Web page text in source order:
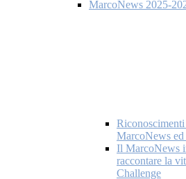
MarcoNews 2025-
MarcoNews ed
Il MarcoNews
raccontare la
Challenge